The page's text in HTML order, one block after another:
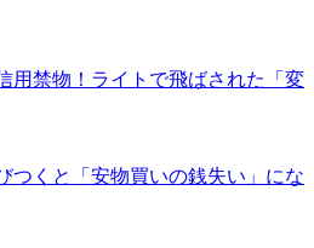
用禁物！ライトで飛ばされた「変
つくと「安物買いの銭失い」にな